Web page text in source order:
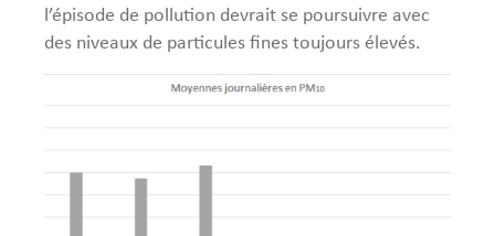
l’épisode de pollution devrait se poursuivre avec
des niveaux de particules fines toujours élevés.